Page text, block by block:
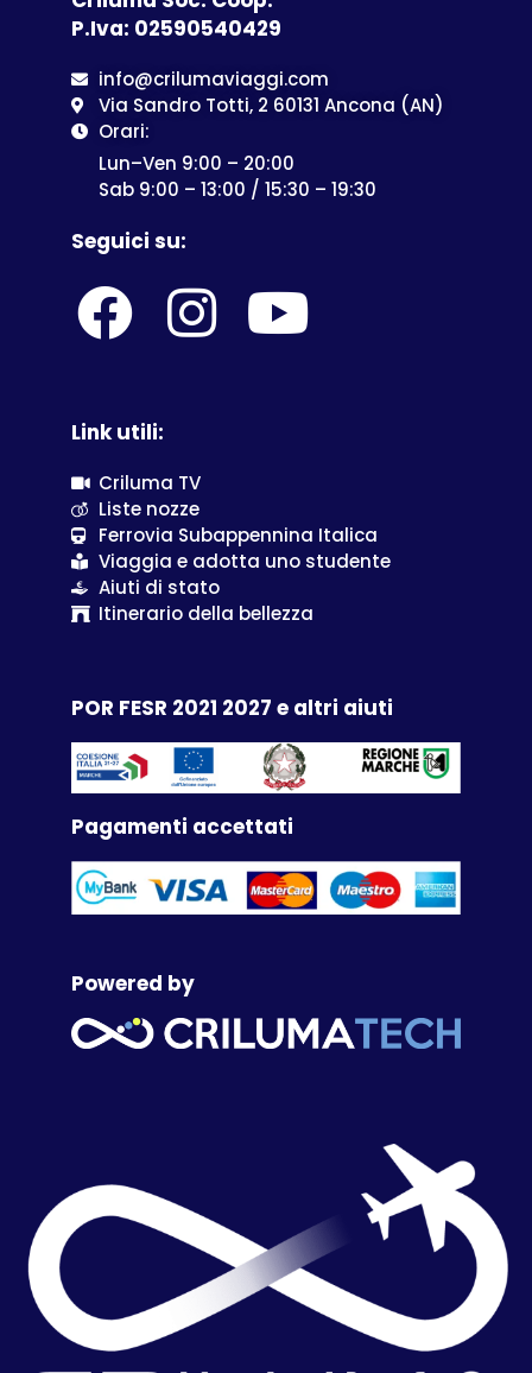
P.Iva: 02590540429
info@crilumaviaggi.com
Via Sandro Totti, 2 60131 Ancona (AN)
Orari:
Lun–Ven 9:00 – 20:00
Sab 9:00 – 13:00 / 15:30 – 19:30
Seguici su:
Link utili:
Criluma TV
Liste nozze
Ferrovia Subappennina Italica
Viaggia e adotta uno studente
Aiuti di stato
Itinerario della bellezza
POR FESR 2021 2027 e altri aiuti
Pagamenti accettati
Powered by